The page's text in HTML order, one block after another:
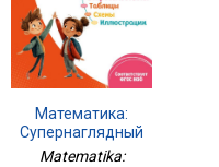
Математика:
Супернаглядный
Справочник. 1–4 Классы
Matematika: